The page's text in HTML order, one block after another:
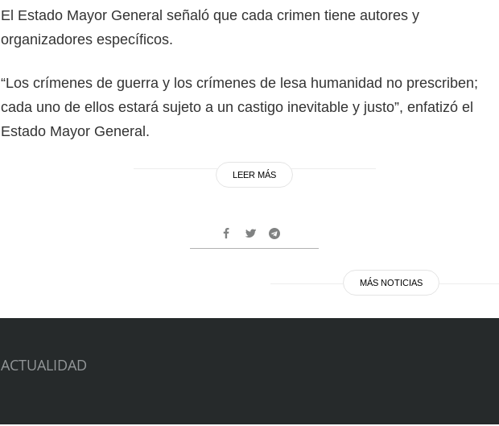
El Estado Mayor General señaló que cada crimen tiene autores y
organizadores específicos.
“Los crímenes de guerra y los crímenes de lesa humanidad no prescriben;
cada uno de ellos estará sujeto a un castigo inevitable y justo”, enfatizó el
Estado Mayor General.
LEER MÁS
MÁS NOTICIAS
ACTUALIDAD